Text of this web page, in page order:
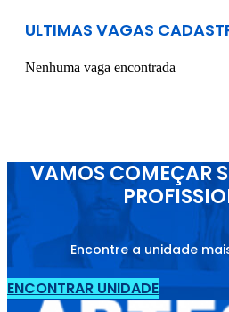
ULTIMAS VAGAS
Nenhuma vaga encontrada
VAMOS COMEÇAR
Encontre a unidade
ENCONTRAR UNIDADE